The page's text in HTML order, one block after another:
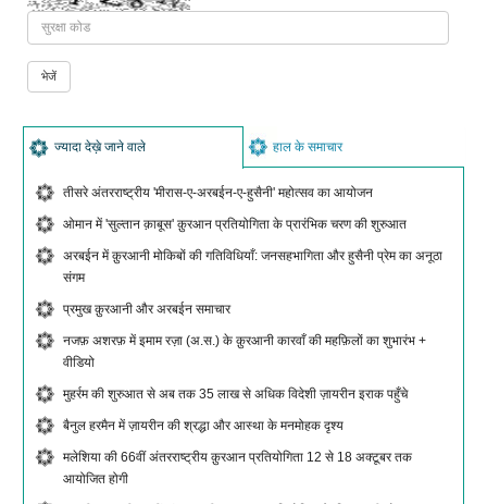
ज्यादा देख़े जाने वाले हाल के समाचार
तीसरे अंतरराष्ट्रीय 'मीरास-ए-अरबईन-ए-हुसैनी' महोत्सव का आयोजन
ओमान में 'सुल्तान क़ाबूस' क़ुरआन प्रतियोगिता के प्रारंभिक चरण की शुरुआत
अरबईन में क़ुरआनी मोकिबों की गतिविधियाँ: जनसहभागिता और हुसैनी प्रेम का अनूठा
संगम
प्रमुख क़ुरआनी और अरबईन समाचार
नजफ़ अशरफ़ में इमाम रज़ा (अ.स.) के क़ुरआनी कारवाँ की महफ़िलों का शुभारंभ +
वीडियो
मुहर्रम की शुरुआत से अब तक 35 लाख से अधिक विदेशी ज़ायरीन इराक पहुँचे
बैनुल हरमैन में ज़ायरीन की श्रद्धा और आस्था के मनमोहक दृश्य
मलेशिया की 66वीं अंतरराष्ट्रीय क़ुरआन प्रतियोगिता 12 से 18 अक्टूबर तक
आयोजित होगी